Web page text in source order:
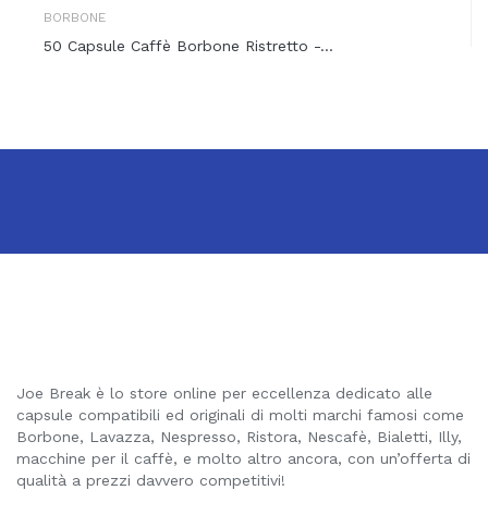
BORBONE
50 Capsule Caffè Borbone Ristretto -...
Joe Break è lo store online per eccellenza dedicato alle
capsule compatibili ed originali di molti marchi famosi come
Borbone, Lavazza, Nespresso, Ristora, Nescafè, Bialetti, Illy,
macchine per il caffè, e molto altro ancora, con un’offerta di
qualità a prezzi davvero competitivi!